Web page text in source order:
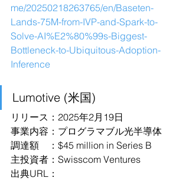
me/20250218263765/en/Baseten-
Lands-75M-from-IVP-and-Spark-to-
Solve-AI%E2%80%99s-Biggest-
Bottleneck-to-Ubiquitous-Adoption-
Inference
Lumotive (米国)
リリース：2025年2月19日
事業内容：プログラマブル光半導体
調達額　：$45 million in Series B
主投資者：Swisscom Ventures
出典URL：